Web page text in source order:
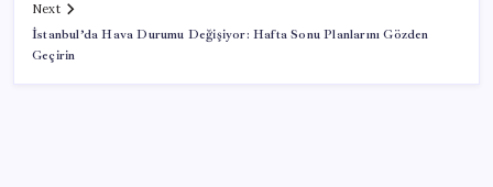
Next
İstanbul’da Hava Durumu Değişiyor: Hafta Sonu Planlarını Gözden
Geçirin